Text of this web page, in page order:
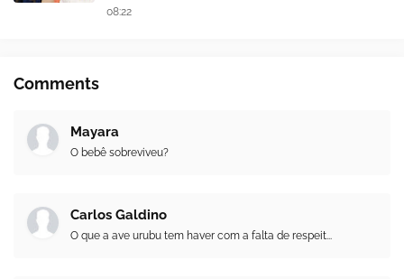
08:22
Comments
Mayara
O bebê sobreviveu?
Carlos Galdino
O que a ave urubu tem haver com a falta de respeit...